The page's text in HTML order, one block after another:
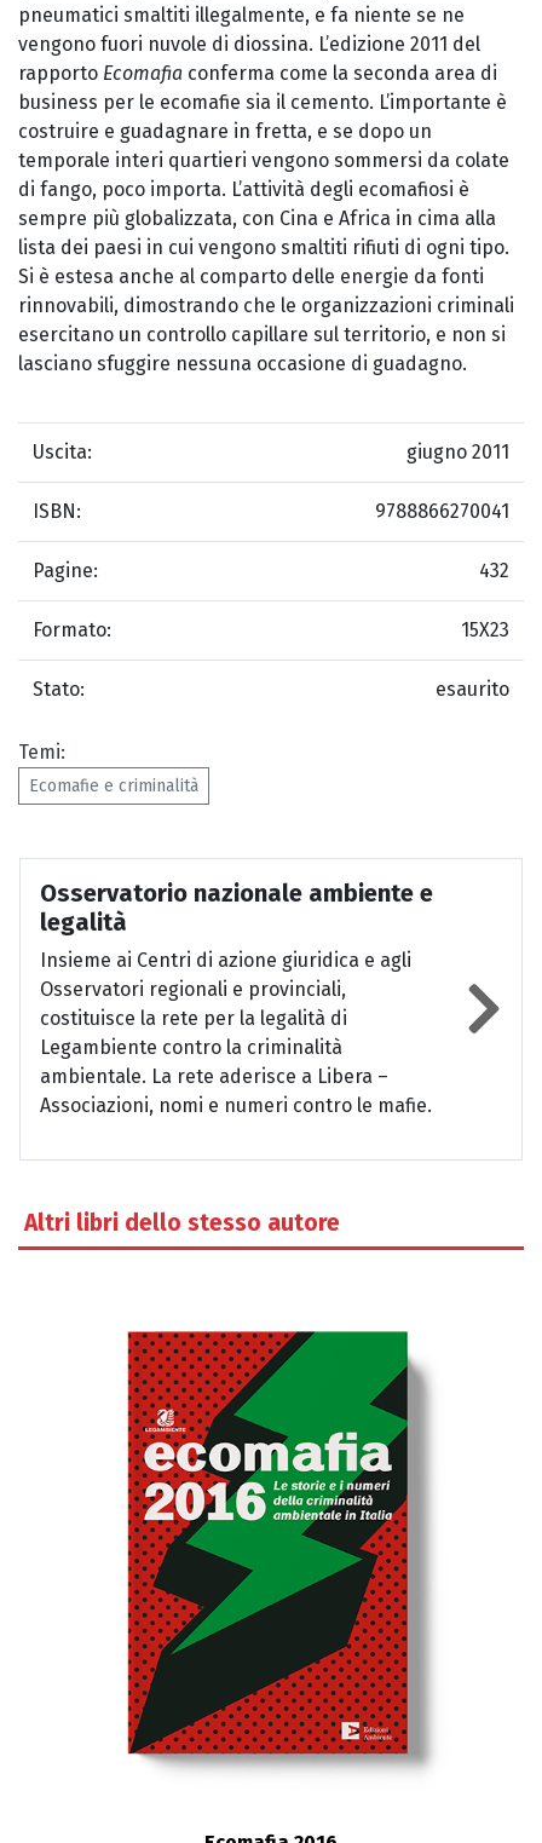
pneumatici smaltiti illegalmente, e fa niente se ne
vengono fuori nuvole di diossina. L’edizione 2011 del
rapporto Ecomafia conferma come la seconda area di
business per le ecomafie sia il cemento. L’importante è
costruire e guadagnare in fretta, e se dopo un
temporale interi quartieri vengono sommersi da colate
di fango, poco importa. L’attività degli ecomafiosi è
sempre più globalizzata, con Cina e Africa in cima alla
lista dei paesi in cui vengono smaltiti rifiuti di ogni tipo.
Si è estesa anche al comparto delle energie da fonti
rinnovabili, dimostrando che le organizzazioni criminali
esercitano un controllo capillare sul territorio, e non si
lasciano sfuggire nessuna occasione di guadagno.
Uscita: giugno 2011
ISBN: 9788866270041
Pagine: 432
Formato: 15X23
Stato: esaurito
Temi:
Ecomafie e criminalità
Osservatorio nazionale ambiente e
legalità
Insieme ai Centri di azione giuridica e agli
Osservatori regionali e provinciali,
costituisce la rete per la legalità di
Legambiente contro la criminalità
ambientale. La rete aderisce a Libera –
Associazioni, nomi e numeri contro le mafie.
Altri libri dello stesso autore